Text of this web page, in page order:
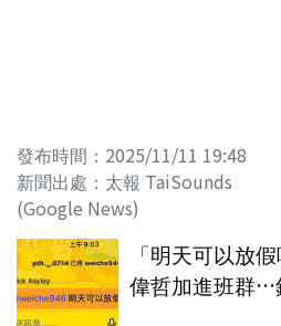
發布時間：2025/11/11 19:48
新聞出處：太報 TaiSounds
(Google News)
「明天可以放
偉哲加進班群…